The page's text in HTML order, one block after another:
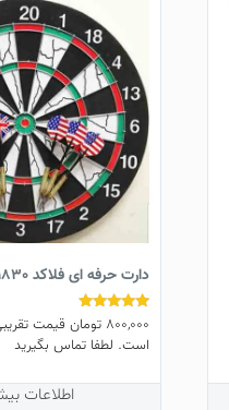
دارت حرفه‌ ای فلاکد DT-FL1830
نمره
5.00
از 5
800,000 تومانقیمت
است. لطفا تماس بگیرید
اطلاعات